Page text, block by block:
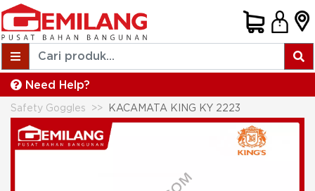
Need Help?
Safety Goggles KACAMATA KING KY 2223